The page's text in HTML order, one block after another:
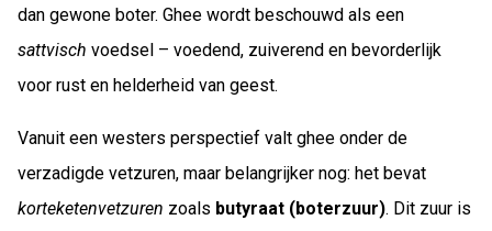
dan gewone boter. Ghee wordt beschouwd als een
sattvisch voedsel – voedend, zuiverend en bevorderlijk
voor rust en helderheid van geest.
Vanuit een westers perspectief valt ghee onder de
verzadigde vetzuren, maar belangrijker nog: het bevat
korteketenvetzuren zoals butyraat (boterzuur). Dit zuur is